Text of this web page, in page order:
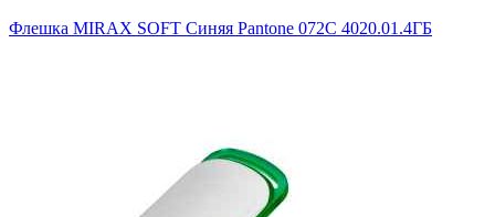
Флешка MIRAX SOFT Синяя Pantone 072C 4020.01.4ГБ